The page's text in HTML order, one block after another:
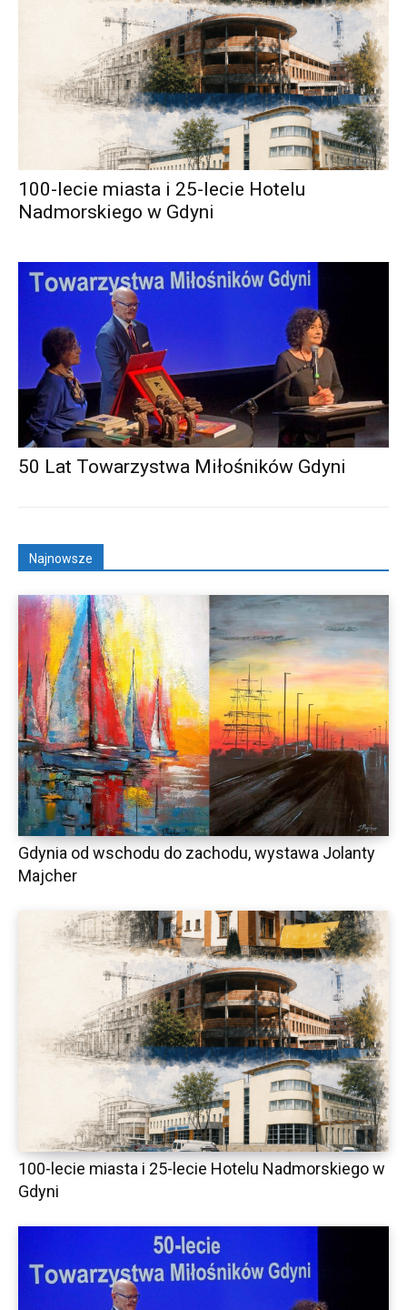
100-lecie miasta i 25-lecie Hotelu
Nadmorskiego w Gdyni
50 Lat Towarzystwa Miłośników Gdyni
Najnowsze
Gdynia od wschodu do zachodu, wystawa Jolanty
Majcher
100-lecie miasta i 25-lecie Hotelu Nadmorskiego w
Gdyni